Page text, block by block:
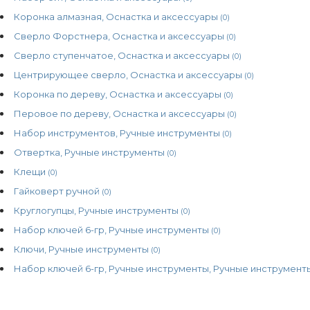
Коронка алмазная, Оснастка и аксессуары (0)
Сверло Форстнера, Оснастка и аксессуары (0)
Сверло ступенчатое, Оснастка и аксессуары (0)
Центрирующее сверло, Оснастка и аксессуары (0)
Коронка по дереву, Оснастка и аксессуары (0)
Перовое по дереву, Оснастка и аксессуары (0)
Набор инструментов, Ручные инструменты (0)
Отвертка, Ручные инструменты (0)
Клещи (0)
Гайковерт ручной (0)
Круглогупцы, Ручные инструменты (0)
Набор ключей 6-гр, Ручные инструменты (0)
Ключи, Ручные инструменты (0)
Набор ключей 6-гр, Ручные инструменты, Ручные